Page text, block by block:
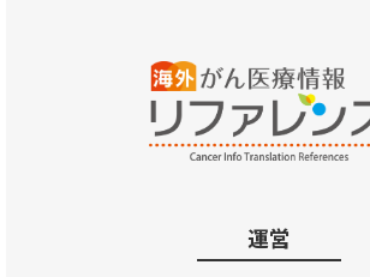
運営